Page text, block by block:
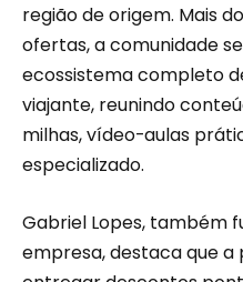
região de origem. Mais
ofertas, a comunidade
ecossistema completo
viajante, reunindo
milhas, vídeo-aulas
especializado.
Gabriel Lopes, também
empresa, destaca que